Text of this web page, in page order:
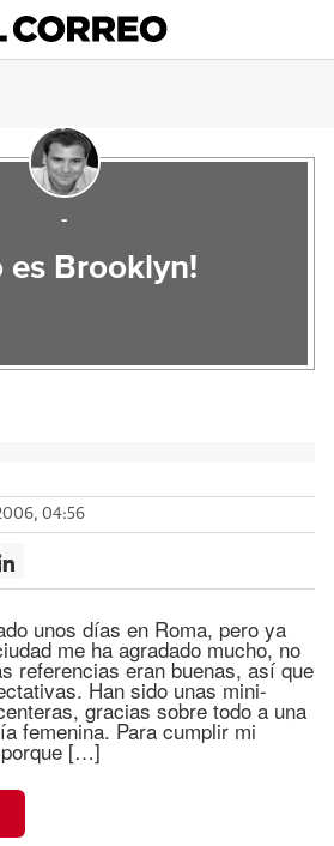
-
es Brooklyn!
04:56
unos días en Roma, pero ya
me ha agradado mucho, no
referencias eran buenas, así que
Han sido unas mini-
gracias sobre todo a una
femenina. Para cumplir mi
[…]